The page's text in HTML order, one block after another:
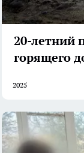
20-летний
горящего
2025